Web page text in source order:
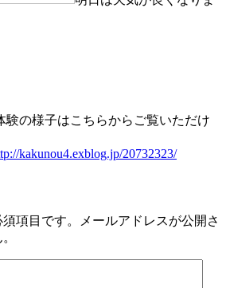
験の様子はこちらからご覧いただけ
kakunou4.exblog.jp/20732323/
項目です。メールアドレスが公開さ